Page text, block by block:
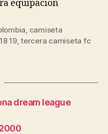
, camiseta
19,tercera camiseta fc
dream league